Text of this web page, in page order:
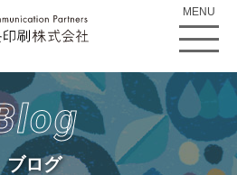
MENU
ブログ